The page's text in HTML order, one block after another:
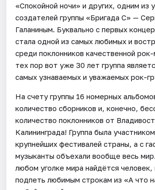
«Спокойной ночи» и других, одним из
создателей группы «Бригада С» —
Галаниным. Буквально с первых
стала одной из самых любимых и
среди поклонников качественной
тех пор вот уже 30 лет группа
самых узнаваемых и уважаемых рок-
На счету группы 16 номерных
количество сборников и, конечно,
количество поклонников от
Калининграда! Группа была
крупнейших фестивалей страны, а с
музыканты объехали вообще весь
любом уголке мира найдётся человек,
подпеть любимым строкам из «А что